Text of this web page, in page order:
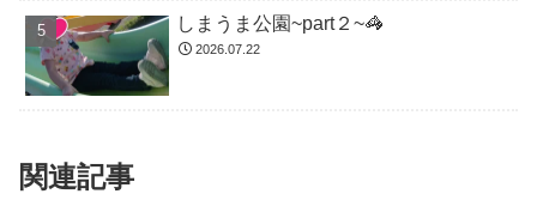
しまうま公園~part２~🦓
2026.07.22
関連記事